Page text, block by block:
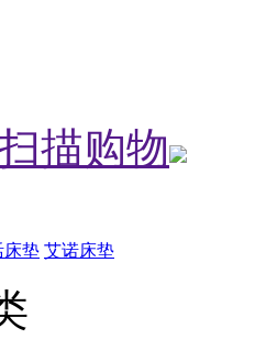
描购物
床垫 艾诺床垫